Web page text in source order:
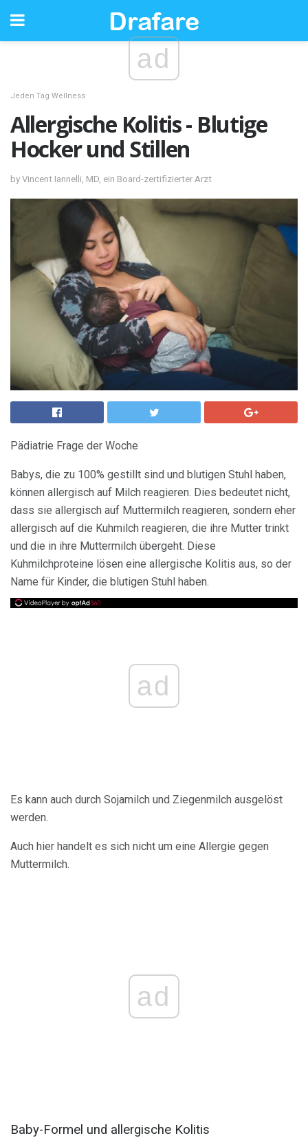
ad
Jeden Tag Wellness
Allergische Kolitis - Blutige
Hocker und Stillen
by Vincent Iannelli, MD, ein Board-zertifizierter Arzt
Pädiatrie Frage der Woche
Babys, die zu 100% gestillt sind und blutigen Stuhl haben,
können allergisch auf Milch reagieren. Dies bedeutet nicht,
dass sie allergisch auf Muttermilch reagieren, sondern eher
allergisch auf die Kuhmilch reagieren, die ihre Mutter trinkt
und die in ihre Muttermilch übergeht. Diese
Kuhmilchproteine ​​lösen eine allergische Kolitis aus, so der
Name für Kinder, die blutigen Stuhl haben.
ad
Es kann auch durch Sojamilch und Ziegenmilch ausgelöst
werden.
Auch hier handelt es sich nicht um eine Allergie gegen
Muttermilch.
ad
Baby-Formel und allergische Kolitis